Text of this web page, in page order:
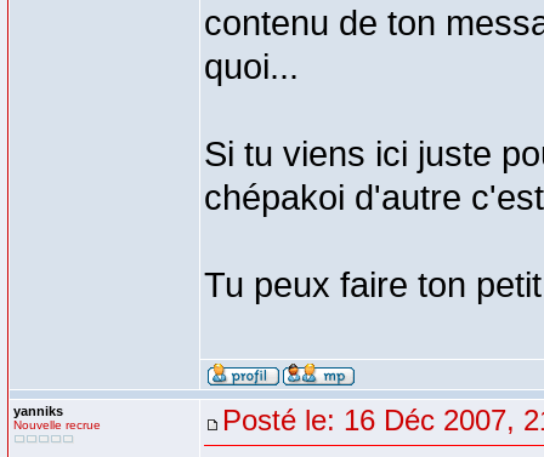
contenu de ton
quoi...
Si tu viens ici juste
chépakoi d'autre
Tu peux faire ton
yanniks
Nouvelle recrue Posté le: 16 Déc 2007,